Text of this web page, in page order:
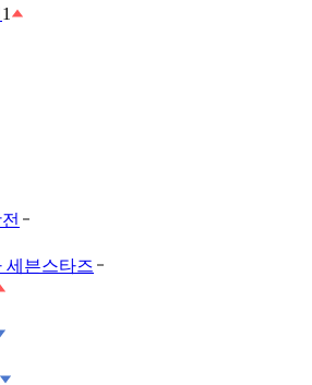
1
세븐스타즈